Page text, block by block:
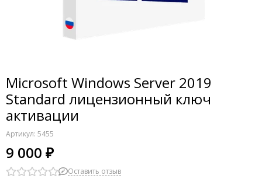
Microsoft Windows Server 2019
Standard лицензионный ключ
активации
Артикул: 5455
9 000 ₽
Оставить отзыв